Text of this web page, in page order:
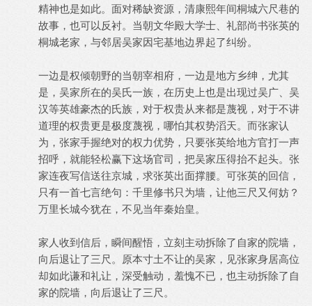
精神也是如此。面对稀缺资源，清康熙年间桐城六尺巷的
故事，也可以反衬。当朝文华殿大学士、礼部尚书张英的
桐城老家，与邻居吴家因宅基地边界起了纠纷。
一边是权倾朝野的当朝宰相府，一边是地方乡绅，尤其
是，吴家所在的吴氏一族，在历史上也是出现过吴广、吴
汉等英雄豪杰的氏族，对于权贵从来都是蔑视，对于不讲
道理的权贵更是极度蔑视，哪怕其权势滔天。而张家认
为，张家手握绝对的权力优势，只要张英给地方官打一声
招呼，就能轻松赢下这场官司，把吴家压得抬不起头。张
家连夜写信送往京城，求张英出面撑腰。可张英的回信，
只有一首七言绝句：千里修书只为墙，让他三尺又何妨？
万里长城今犹在，不见当年秦始皇。
家人收到信后，瞬间醒悟，立刻主动拆除了自家的院墙，
向后退让了三尺。原本寸土不让的吴家，见张家身居高位
却如此谦和礼让，深受触动，羞愧不已，也主动拆除了自
家的院墙，向后退让了三尺。